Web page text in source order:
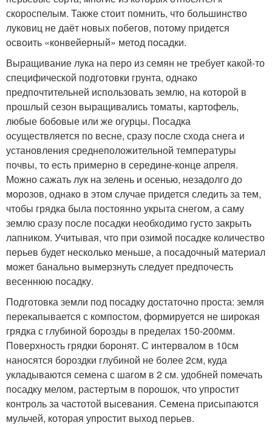
скороспелым. Также стоит помнить, что большинство
луковиц не даёт новых побегов, потому придется
освоить «конвейерный» метод посадки.
Выращивание лука на перо из семян не требует какой-то
специфической подготовки грунта, однако
предпочтительней использовать землю, на которой в
прошлый сезон выращивались томаты, картофель,
любые бобовые или же огурцы. Посадка
осуществляется по весне, сразу после схода снега и
установления среднеположительной температуры
почвы, то есть примерно в середине-конце апреля.
Можно сажать лук на зелень и осенью, незадолго до
морозов, однако в этом случае придется следить за тем,
чтобы грядка была постоянно укрыта снегом, а саму
землю сразу после посадки необходимо густо закрыть
лапником. Учитывая, что при озимой посадке количество
перьев будет несколько меньше, а посадочный материал
может банально вымерзнуть следует предпочесть
весеннюю посадку.
Подготовка земли под посадку достаточно проста: земля
перекапывается с компостом, формируется не широкая
грядка с глубиной борозды в пределах 150-200мм.
Поверхность грядки боронят. С интервалом в 10см
наносятся бороздки глубиной не более 2см, куда
укладываются семена с шагом в 2 см. удобней помечать
посадку мелом, растертым в порошок, что упростит
контроль за частотой высевания. Семена присыпаются
мульчей, которая упростит выход перьев.